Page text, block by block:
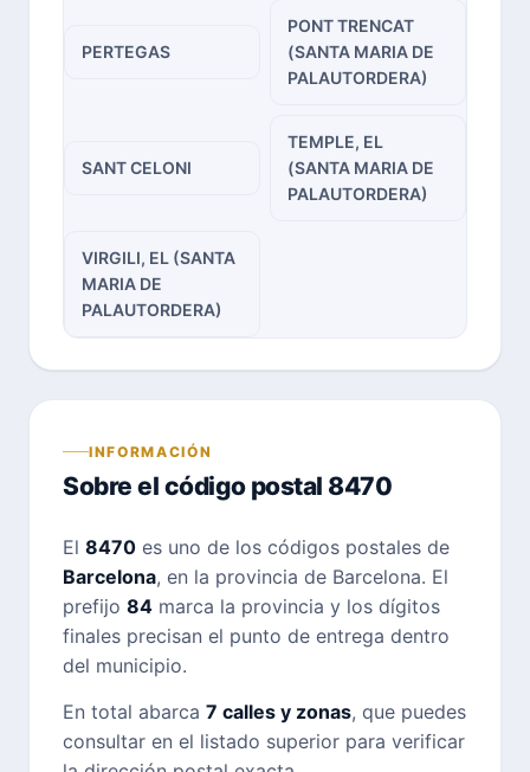
PERTEGAS
PONT TRENCAT
(SANTA MARIA DE
PALAUTORDERA)
SANT CELONI
TEMPLE, EL
(SANTA MARIA DE
PALAUTORDERA)
VIRGILI, EL (SANTA
MARIA DE
PALAUTORDERA)
INFORMACIÓN
Sobre el código postal 8470
El 8470 es uno de los códigos postales de
Barcelona, en la provincia de Barcelona. El
prefijo 84 marca la provincia y los dígitos
finales precisan el punto de entrega dentro
del municipio.
En total abarca 7 calles y zonas, que puedes
consultar en el listado superior para verificar